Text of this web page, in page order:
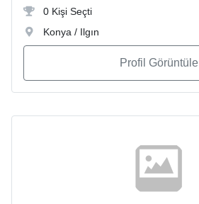
0 Kişi Seçti
Konya / Ilgın
Profil Görüntüle